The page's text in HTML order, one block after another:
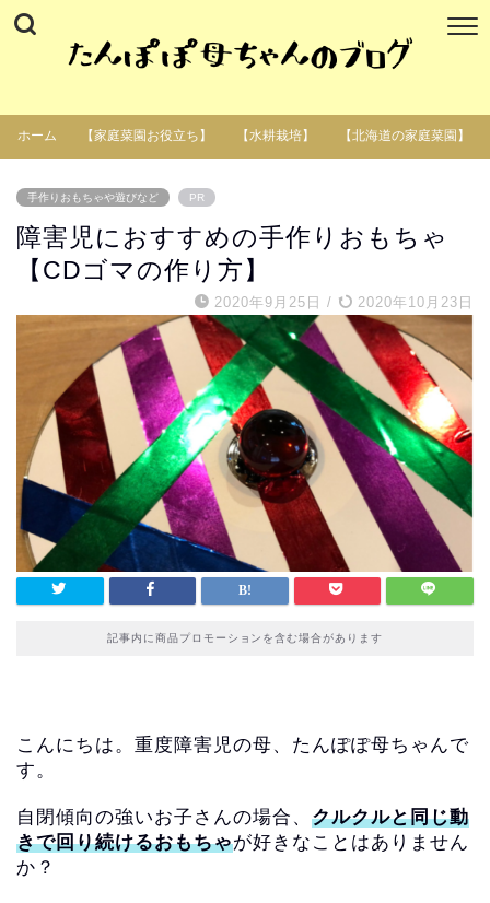
ホーム 【家庭菜園お役立ち】 【水耕栽培】 【北海道の家庭菜園】
手作りおもちゃや遊びなど PR
障害児におすすめの手作りおもちゃ
【CDゴマの作り方】
2020年9月25日 / 2020年10月23日
記事内に商品プロモーションを含む場合があります
こんにちは。重度障害児の母、たんぽぽ母ちゃんで
す。
自閉傾向の強いお子さんの場合、 クルクルと同じ動
きで回り続けるおもちゃが好きなことはありません
か？